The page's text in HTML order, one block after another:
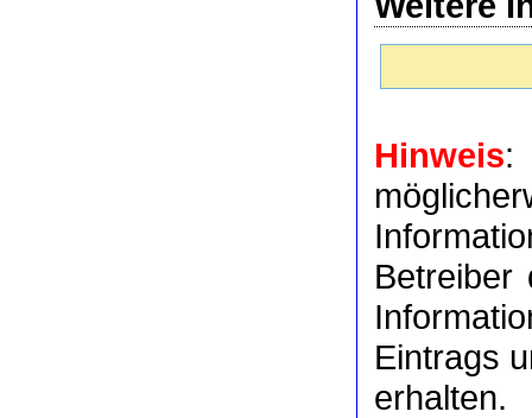
Hinweis:
Eintrags
erhalten.